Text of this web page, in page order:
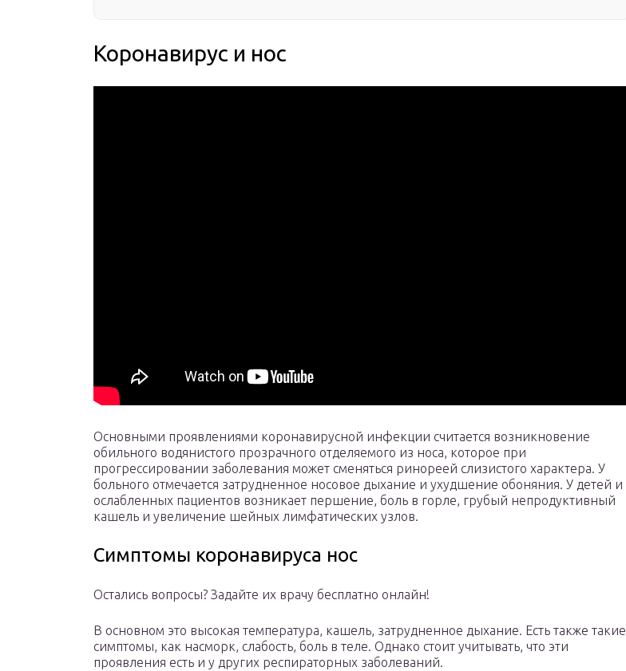
Коронавирус и нос
Основными проявлениями коронавирусной инфекции считается возникновение
обильного водянистого прозрачного отделяемого из носа, которое при
прогрессировании заболевания может сменяться ринореей слизистого характера. У
больного отмечается затрудненное носовое дыхание и ухудшение обоняния. У детей и
ослабленных пациентов возникает першение, боль в горле, грубый непродуктивный
кашель и увеличение шейных лимфатических узлов.
Симптомы коронавируса нос
Остались вопросы? Задайте их врачу бесплатно онлайн!
В основном это высокая температура, кашель, затрудненное дыхание. Есть также такие
симптомы, как насморк, слабость, боль в теле. Однако стоит учитывать, что эти
проявления есть и у других респираторных заболеваний.